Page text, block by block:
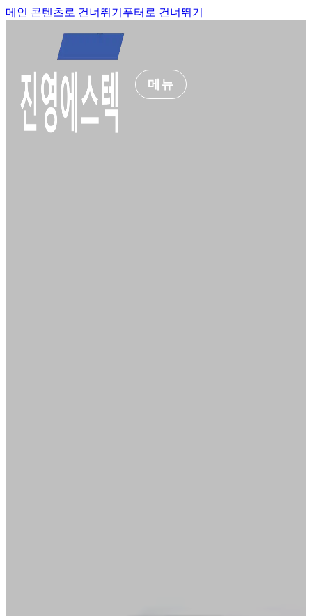
메인 콘텐츠로 건너뛰기 푸터로 건너뛰기
메뉴